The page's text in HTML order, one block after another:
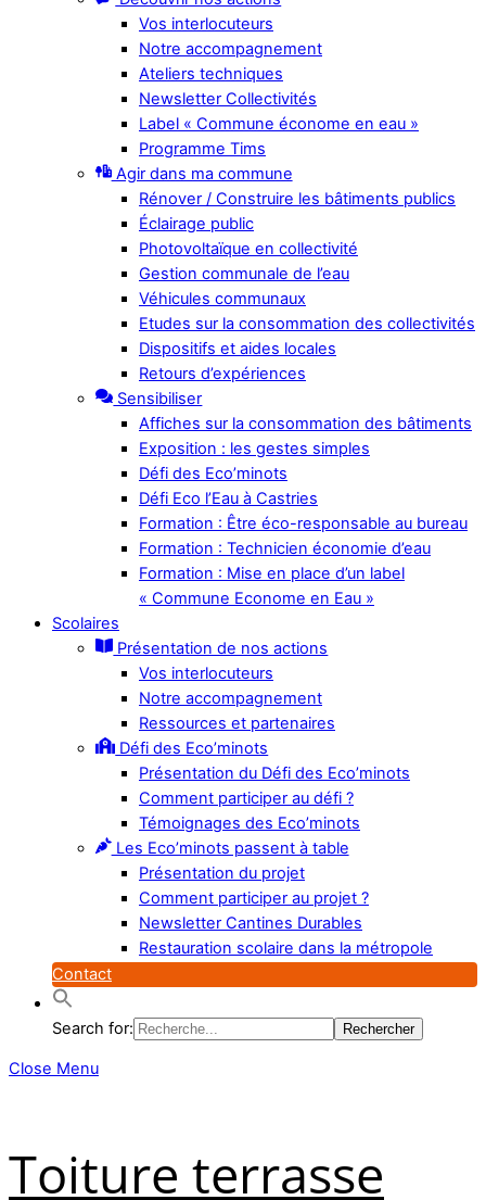
Vos interlocuteurs
Notre accompagnement
Ateliers techniques
Newsletter Collectivités
Label « Commune économe en eau »
Programme Tims
Agir dans ma commune
Rénover / Construire les bâtiments publics
Éclairage public
Photovoltaïque en collectivité
Gestion communale de l’eau
Véhicules communaux
Etudes sur la consommation des collectivités
Dispositifs et aides locales
Retours d’expériences
Sensibiliser
Affiches sur la consommation des bâtiments
Exposition : les gestes simples
Défi des Eco’minots
Défi Eco l’Eau à Castries
Formation : Être éco-responsable au bureau
Formation : Technicien économie d’eau
Formation : Mise en place d’un label
« Commune Econome en Eau »
Scolaires
Présentation de nos actions
Vos interlocuteurs
Notre accompagnement
Ressources et partenaires
Défi des Eco’minots
Présentation du Défi des Eco’minots
Comment participer au défi ?
Témoignages des Eco’minots
Les Eco’minots passent à table
Présentation du projet
Comment participer au projet ?
Newsletter Cantines Durables
Restauration scolaire dans la métropole
Contact
Search for:
Close Menu
Toiture terrasse